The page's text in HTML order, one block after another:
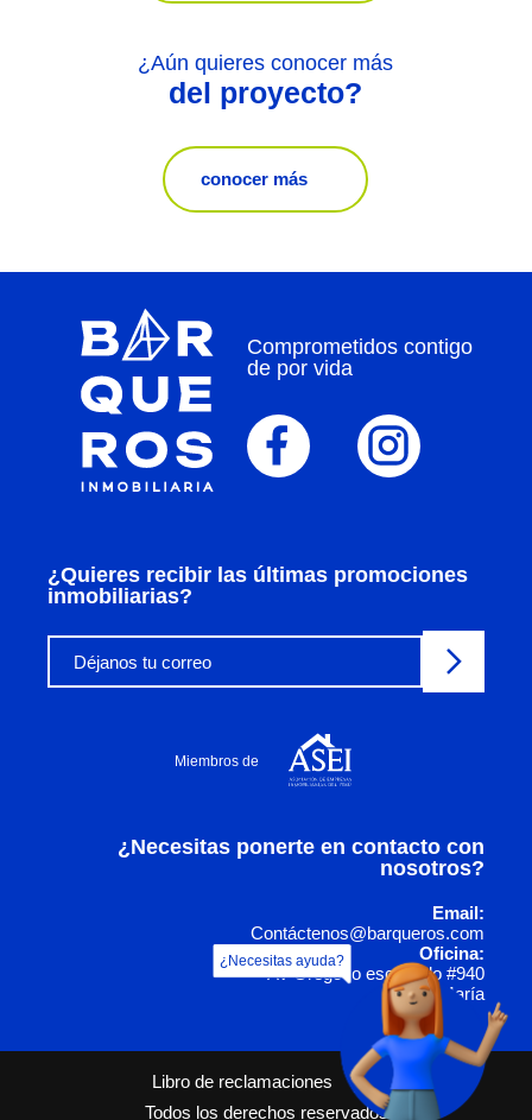
¿Necesitas ayuda?
¿Aún quieres conocer más
del proyecto?
conocer más
Comprometidos contigo
de por vida
¿Quieres recibir las últimas promociones
inmobiliarias?
Miembros de
¿Necesitas ponerte en contacto con
nosotros?
Email:
Contáctenos@barqueros.com
Oficina:
Av Gregorio escobedo #940
Jesús María
Libro de reclamaciones
Todos los derechos reservados